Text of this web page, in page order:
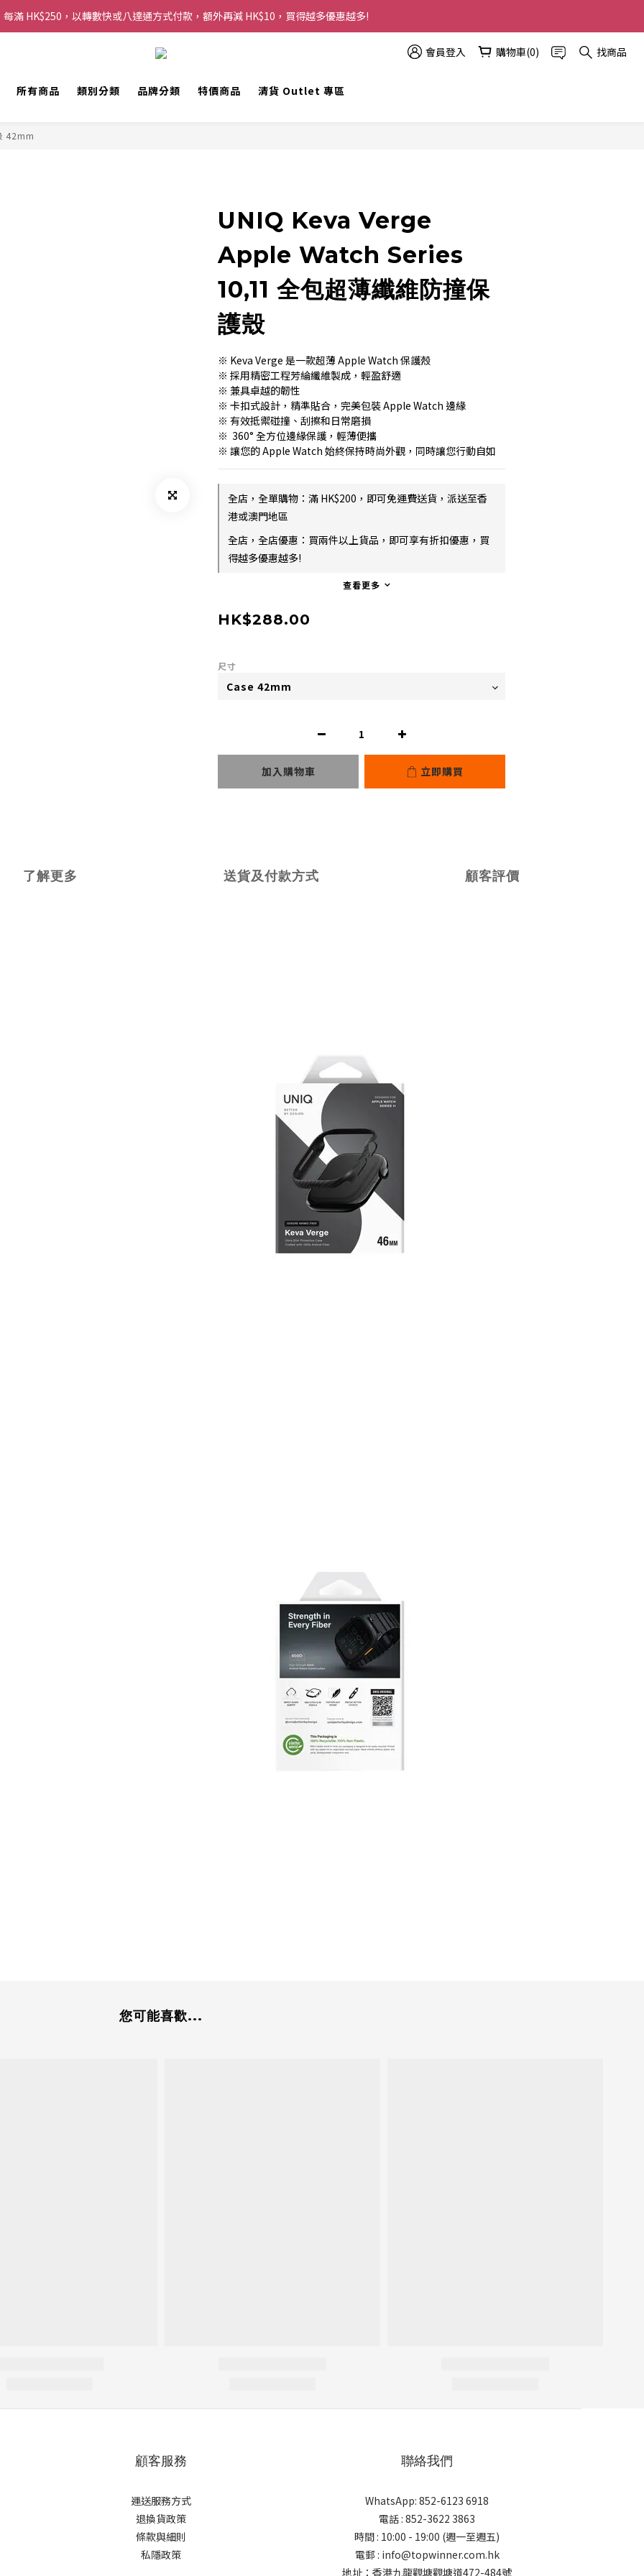
購物滿 HK$200 即可免運費，派送至香港及澳門地區
滿 HK$250，以轉數快或八達通方式付款，額外再減 HK$10，買得越多優惠越多!
歡迎 WhatsApp 6123 6918 查詢或電郵到 info@topwinner.com.hk 會員登入 購物車(0) 找商品
所有商品 類別分類 品牌分類 特價商品 清貨 Outlet 專區
42mm
UNIQ Keva Verge
Apple Watch Series
10,11 全包超薄纖維防撞保
護殼
※ Keva Verge 是一款超薄 Apple Watch 保護殼
※ 採用精密工程芳綸纖維製成，輕盈舒適
※ 兼具卓越的韌性
※ 卡扣式設計，精準貼合，完美包裝 Apple Watch 邊緣
※ 有效抵禦碰撞、刮擦和日常磨損
※  360° 全方位邊緣保護，輕薄便攜
※ 讓您的 Apple Watch 始終保持時尚外觀，同時讓您行動自如
全店，全單購物：滿 HK$200，即可免運費送貨，派送至香
港或澳門地區
全店，全店優惠：買兩件以上貨品，即可享有折扣優惠，買
得越多優惠越多!
查看更多
HK$288.00
尺寸
加入購物車 立即購買
了解更多 送貨及付款方式 顧客評價
您可能喜歡...
顧客服務
運送服務方式
退換貨政策
條款與細則
私隱政策
聯絡我們
WhatsApp: 852-6123 6918
電話 : 852-3622 3863
時間 : 10:00 - 19:00 (週一至週五)
電郵 : info@topwinner.com.hk
地址：香港九龍觀塘觀塘道472-484號